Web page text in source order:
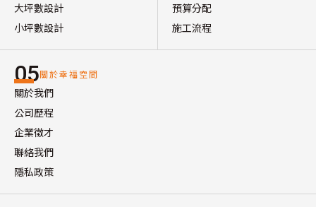
大坪數設計
小坪數設計
預算分配
施工流程
05關於幸福空間
關於我們
公司歷程
企業徵才
聯絡我們
隱私政策